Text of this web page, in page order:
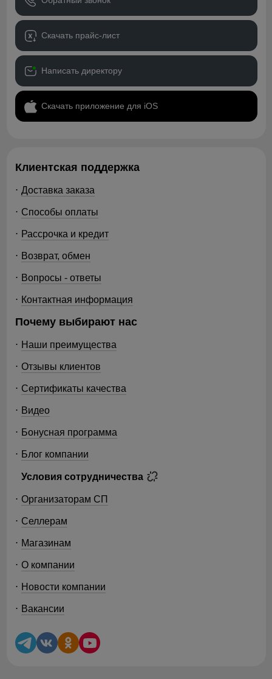
Скачать прайс-лист
Написать директору
Скачать приложение для iOS
Клиентская поддержка
Доставка заказа
Способы оплаты
Рассрочка и кредит
Возврат, обмен
Вопросы - ответы
Контактная информация
Почему выбирают нас
Наши преимущества
Отзывы клиентов
Сертификаты качества
Видео
Бонусная программа
Блог компании
Условия сотрудничества
Организаторам СП
Селлерам
Магазинам
О компании
Новости компании
Вакансии